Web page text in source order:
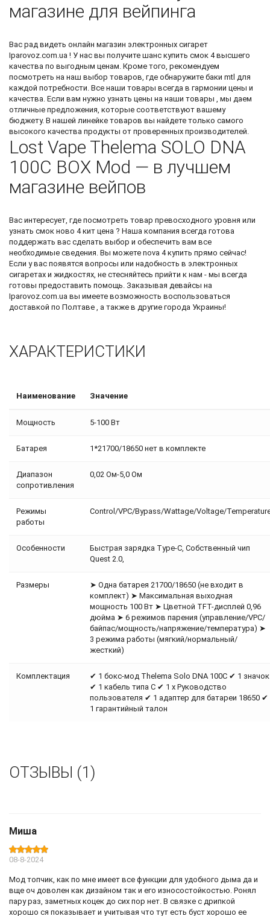
магазине для вейпинга
Вас рад видеть онлайн магазин электронных сигарет
Iparovoz.com.ua ! У нас вы получите шанс купить смок 4высшего
качества по выгодным ценам. Кроме того, рекомендуем
посмотреть на наш выбор товаров, где обнаружите баки mtl для
каждой потребности. Все наши товары всегда в гармонии цены и
качества. Если вам нужно узнать цены на наши товары , мы даем
отличные предложения, которые соответствуют вашему
бюджету. В нашей линейке товаров вы найдете только самого
высокого качества продукты от проверенных производителей.
Lost Vape Thelema SOLO DNA
100C BOX Mod — в лучшем
магазине вейпов
Вас интересует, где посмотреть товар превосходного уровня или
узнать смок ново 4 кит цена ? Наша компания всегда готова
поддержать вас сделать выбор и обеспечить вам все
необходимые сведения. Вы можете nova 4 купить прямо сейчас!
Если у вас появятся вопросы или надобность в электронных
сигаретах и жидкостях, не стесняйтесь прийти к нам - мы всегда
готовы предоставить помощь. Заказывая девайсы на
Iparovoz.com.ua вы имеете возможность воспользоваться
доставкой по Полтаве , а также в другие города Украины!
ХАРАКТЕРИСТИКИ
Наименование Значение
Мощность 5-100 Вт
Батарея 1*21700/18650 нет в комплекте
Диапазон
сопротивления
0,02 Ом-5,0 Ом
Режимы
работы
Control/VPC/Bypass/Wattage/Voltage/
Особенности
Быстрая зарядка Type-C, Собственный чип
Quest 2.0,
Размеры
➤ Одна батарея 21700/18650 (не входит в
комплект) ➤ Максимальная выходная
мощность 100 Вт ➤ Цветной TFT-дисплей 0,96
дюйма ➤ 6 режимов парения (управление/VPC/
байпас/мощность/напряжение/температура) ➤
3 режима работы (мягкий/нормальный/
жесткий)
Комплектация
✔ 1 бокс-мод Thelema Solo DNA 100C ✔ 1 значок
✔ 1 кабель типа C ✔ 1 х Руководство
пользователя ✔ 1 адаптер для батареи 18650 ✔
1 гарантийный талон
ОТЗЫВЫ (1)
Миша
08-8-2024
Мод топчик, как по мне имеет все функции для удобного дыма да и
вще оч доволен как дизайном так и его износостойкостью. Ронял
пару раз, заметных коцек до сих пор нет. В связке с дрипкой
хорошо ся показывает и учитывая что тут есть буст хорошо ее